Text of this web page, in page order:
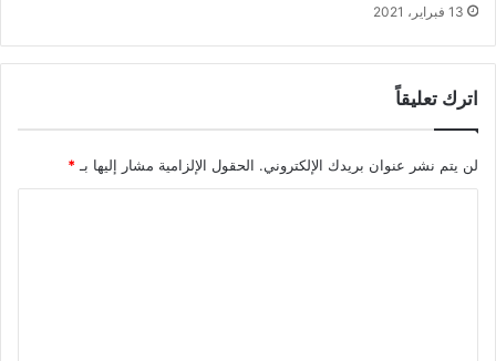
13 فبراير، 2021
اترك تعليقاً
لن يتم نشر عنوان بريدك الإلكتروني. الحقول الإلزامية مشار إليها بـ *